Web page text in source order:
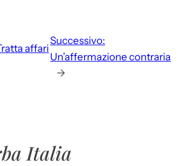
affari
Successivo:
Un’affermazione contraria
→
Italia